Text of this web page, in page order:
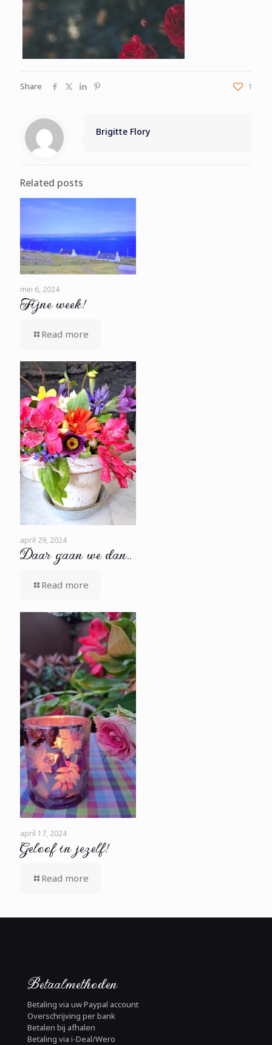
Share 1
Brigitte Flory
Related posts
mei 6, 2024
Fijne week!
Read more
april 29, 2024
Daar gaan we dan..
Read more
april 17, 2024
Geloof in jezelf!
Read more
Betaalmethoden
Betaling via uw Paypal account
Overschrijving per bank
Betalen bij afhalen
Betaling via i-Deal/Wero